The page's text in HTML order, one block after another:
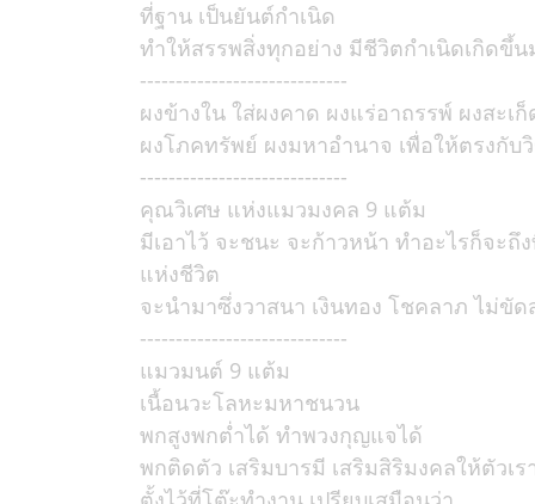
ที่ฐาน เป็นยันต์กำเนิด
ทำให้สรรพสิ่งทุกอย่าง มีชีวิตกำเนิดเกิดขึ้น
-----------------------------
ผงข้างใน ใส่ผงคาด ผงแร่อาถรรพ์ ผงสะเ
ผงโภคทรัพย์ ผงมหาอำนาจ เพื่อให้ตรงกับ
-----------------------------
คุณวิเศษ แห่งแมวมงคล 9 แต้ม
มีเอาไว้ จะชนะ จะก้าวหน้า ทำอะไรก็จะถึ
แห่งชีวิต
จะนำมาซึ่งวาสนา เงินทอง โชคลาภ ไม่ขัด
-----------------------------
แมวมนต์ 9 แต้ม
เนื้อนวะโลหะมหาชนวน
พกสูงพกต่ำได้ ทำพวงกุญแจได้
พกติดตัว เสริมบารมี เสริมสิริมงคลให้ตัวเรา